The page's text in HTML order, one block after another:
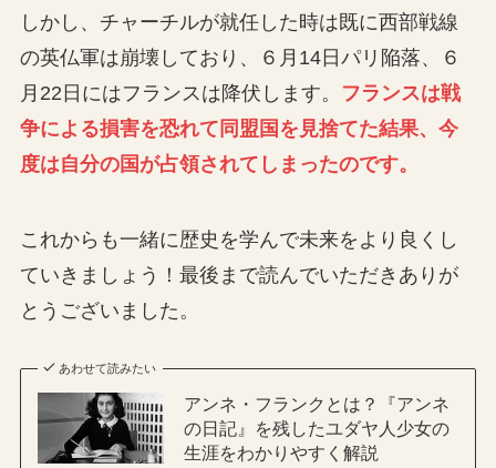
しかし、チャーチルが就任した時は既に西部戦線
の英仏軍は崩壊しており、６月14日パリ陥落、６
月22日にはフランスは降伏します。
フランスは戦
争による損害を恐れて同盟国を見捨てた結果、今
度は自分の国が占領されてしまったのです。
これからも一緒に歴史を学んで未来をより良くし
ていきましょう！最後まで読んでいただきありが
とうございました。
あわせて読みたい
アンネ・フランクとは？『アンネ
の日記』を残したユダヤ人少女の
生涯をわかりやすく解説